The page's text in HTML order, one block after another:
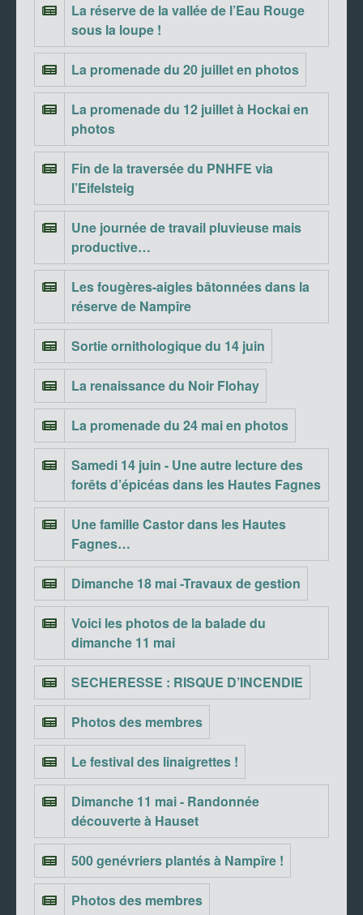
La réserve de la vallée de l’Eau Rouge
sous la loupe !
La promenade du 20 juillet en photos
La promenade du 12 juillet à Hockai en
photos
Fin de la traversée du PNHFE via
l’Eifelsteig
Une journée de travail pluvieuse mais
productive…
Les fougères-aigles bâtonnées dans la
réserve de Nampîre
Sortie ornithologique du 14 juin
La renaissance du Noir Flohay
La promenade du 24 mai en photos
Samedi 14 juin - Une autre lecture des
forêts d’épicéas dans les Hautes Fagnes
Une famille Castor dans les Hautes
Fagnes…
Dimanche 18 mai -Travaux de gestion
Voici les photos de la balade du
dimanche 11 mai
SECHERESSE : RISQUE D’INCENDIE
Photos des membres
Le festival des linaigrettes !
Dimanche 11 mai - Randonnée
découverte à Hauset
500 genévriers plantés à Nampîre !
Photos des membres